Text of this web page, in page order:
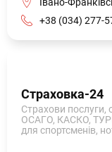
+38 (034) 277-
Страховка-24
Страхови послуги,
ОСАГО, КАСКО,
для спортсменів,